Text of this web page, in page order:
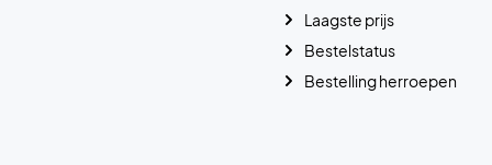
Laagste prijs
Bestelstatus
Bestelling herroepen